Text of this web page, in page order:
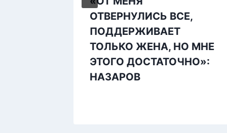
ОТВЕРНУЛИСЬ ВСЕ,
ПОДДЕРЖИВАЕТ
ТОЛЬКО ЖЕНА, НО МНЕ
ЭТОГО ДОСТАТОЧНО»:
НАЗАРОВ